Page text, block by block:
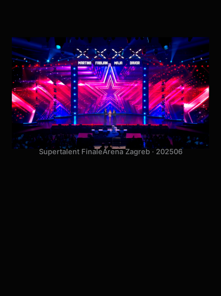
Supertalent FinaleArena Zagreb · 202506